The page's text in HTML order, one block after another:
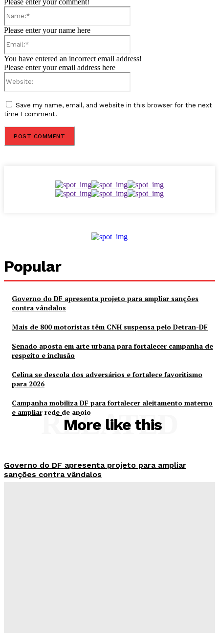
Please enter your comment!
Please enter your name here
You have entered an incorrect email address!
Please enter your email address here
Save my name, email, and website in this browser for the next
time I comment.
Popular
Governo do DF apresenta projeto para ampliar sanções
contra vândalos
Mais de 800 motoristas têm CNH suspensa pelo Detran-DF
Senado aposta em arte urbana para fortalecer campanha de
respeito e inclusão
Celina se descola dos adversários e fortalece favoritismo
para 2026
Campanha mobiliza DF para fortalecer aleitamento materno
e ampliar rede de apoio
More like this
RELATED
Governo do DF apresenta projeto para ampliar
sanções contra vândalos